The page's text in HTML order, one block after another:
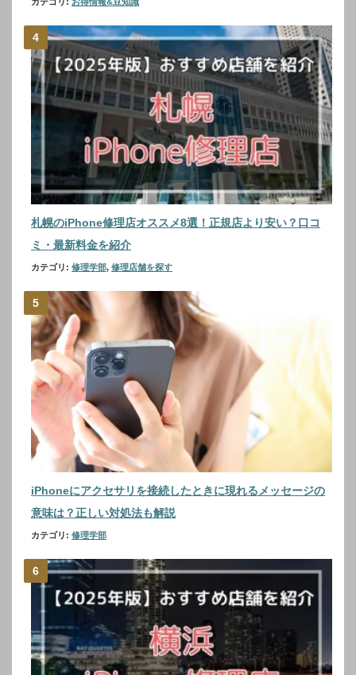
カテゴリ: お得情報&豆知識
札幌のiPhone修理店オススメ8選！正規店より安い？口コ
ミ・最新料金を紹介
カテゴリ: 修理学部, 修理店舗を探す
iPhoneにアクセサリを接続したときに現れるメッセージの
意味は？正しい対処法も解説
カテゴリ: 修理学部